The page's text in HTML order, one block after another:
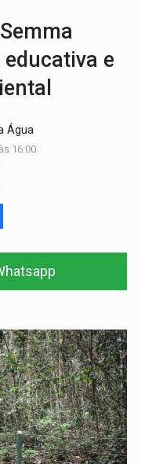
de mortos em colisão entre carreta e
e
Água
16:00